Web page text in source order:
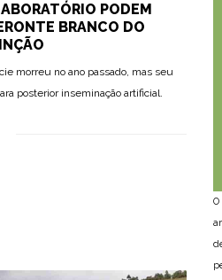
PODEM
BRANCO DO
morreu no ano passado, mas seu
posterior inseminação artificial.